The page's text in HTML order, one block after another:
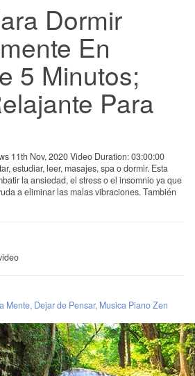
Dormir
En
5 Minutos;
Para
11th Nov, 2020Video Duration: 03:00:00
estudiar, leer, masajes, spa o dormir. Esta
la ansiedad, el stress o el insomnio ya que
a eliminar las malas vibraciones. También
Mente, Dejar de Pensar, Musica Piano Zen